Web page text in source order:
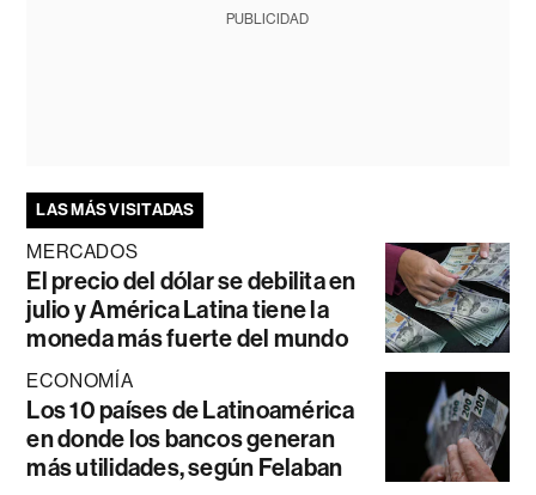
PUBLICIDAD
LAS MÁS VISITADAS
MERCADOS
El precio del dólar se debilita en
julio y América Latina tiene la
moneda más fuerte del mundo
ECONOMÍA
Los 10 países de Latinoamérica
en donde los bancos generan
más utilidades, según Felaban